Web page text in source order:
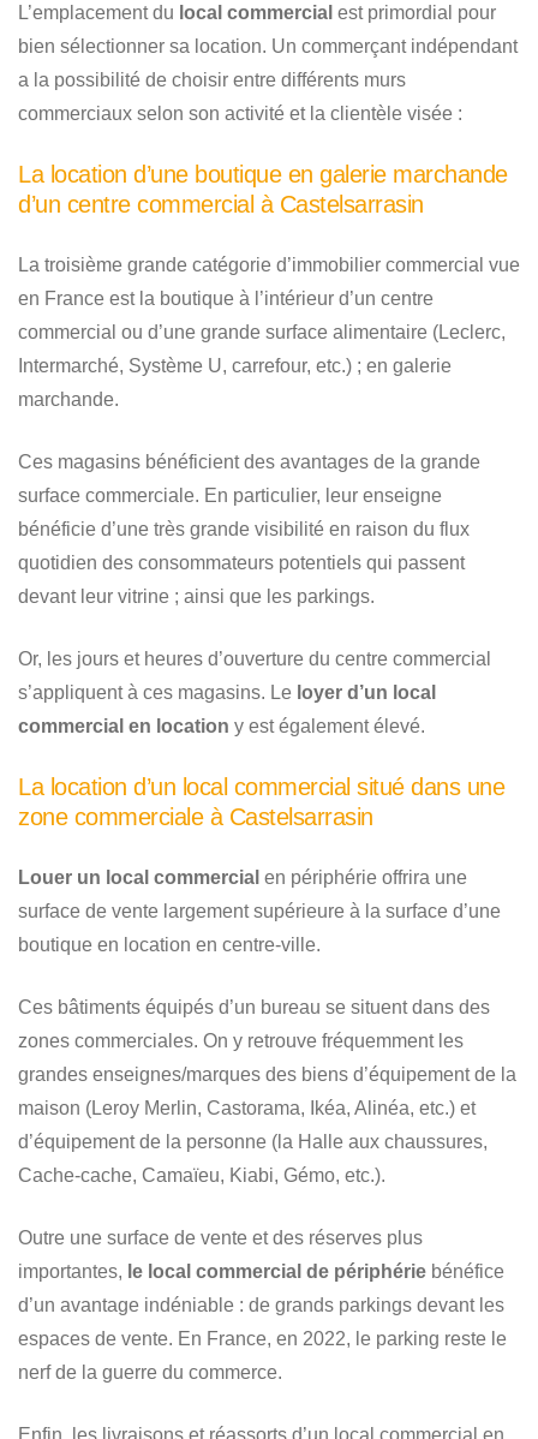
L’emplacement du local commercial est primordial pour
bien sélectionner sa location. Un commerçant indépendant
a la possibilité de choisir entre différents murs
commerciaux selon son activité et la clientèle visée :
La location d’une boutique en galerie marchande
d’un centre commercial à Castelsarrasin
La troisième grande catégorie d’immobilier commercial vue
en France est la boutique à l’intérieur d’un centre
commercial ou d’une grande surface alimentaire (Leclerc,
Intermarché, Système U, carrefour, etc.) ; en galerie
marchande.
Ces magasins bénéficient des avantages de la grande
surface commerciale. En particulier, leur enseigne
bénéficie d’une très grande visibilité en raison du flux
quotidien des consommateurs potentiels qui passent
devant leur vitrine ; ainsi que les parkings.
Or, les jours et heures d’ouverture du centre commercial
s’appliquent à ces magasins. Le loyer d’un local
commercial en location y est également élevé.
La location d’un local commercial situé dans une
zone commerciale à Castelsarrasin
Louer un local commercial en périphérie offrira une
surface de vente largement supérieure à la surface d’une
boutique en location en centre-ville.
Ces bâtiments équipés d’un bureau se situent dans des
zones commerciales. On y retrouve fréquemment les
grandes enseignes/marques des biens d’équipement de la
maison (Leroy Merlin, Castorama, Ikéa, Alinéa, etc.) et
d’équipement de la personne (la Halle aux chaussures,
Cache-cache, Camaïeu, Kiabi, Gémo, etc.).
Outre une surface de vente et des réserves plus
importantes, le local commercial de périphérie bénéfice
d’un avantage indéniable : de grands parkings devant les
espaces de vente. En France, en 2022, le parking reste le
nerf de la guerre du commerce.